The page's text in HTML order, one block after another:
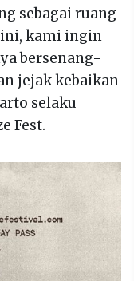
sebagai ruang
ini, kami ingin
bersenang-
jejak kebaikan
selaku
Fest.